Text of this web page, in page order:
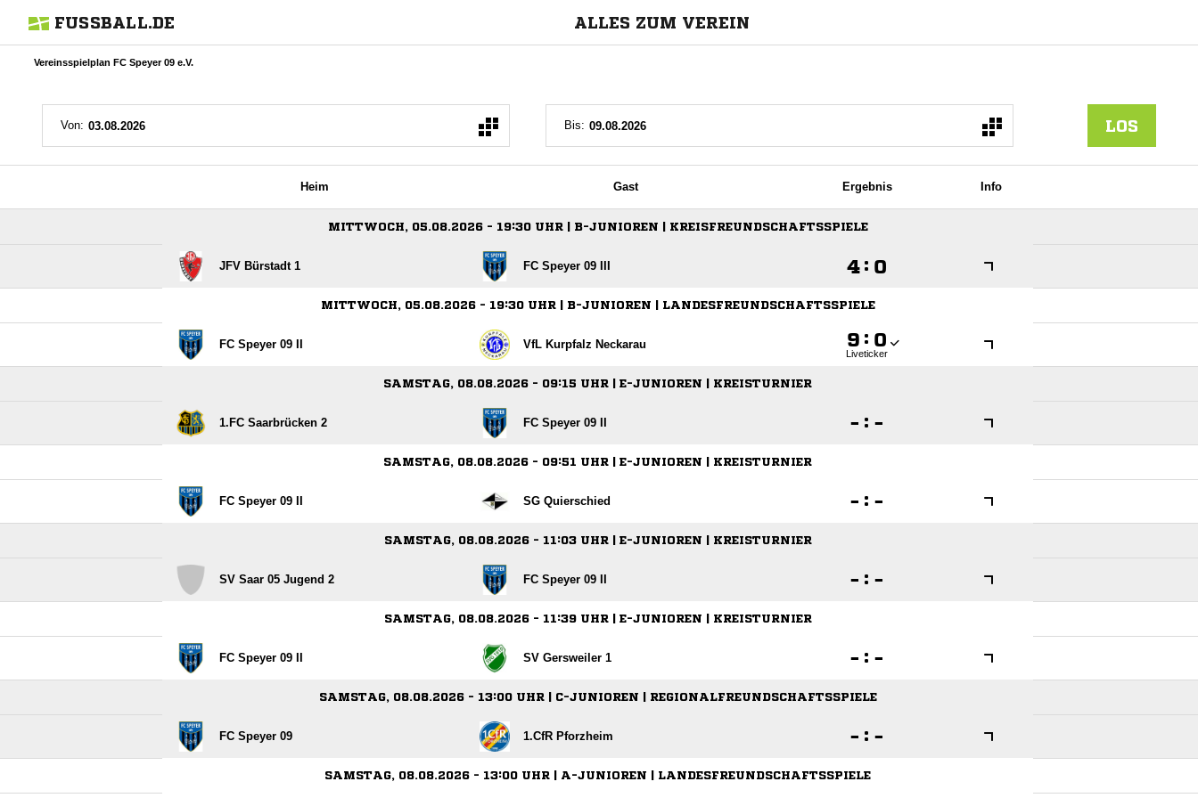
FUSSBALL.DE ALLES ZUM VEREIN
Vereinsspielplan FC Speyer 09 e.V.
Von: Bis: LOS
Heim Gast Ergebnis Info
MITTWOCH, 05.08.2026 - 19:30 UHR | B-JUNIOREN | KREISFREUNDSCHAFTSSPIELE
JFV Bürstadt 1 FC Speyer 09 III  : 
MITTWOCH, 05.08.2026 - 19:30 UHR | B-JUNIOREN | LANDESFREUNDSCHAFTSSPIELE
FC Speyer 09 II VfL Kurpfalz Neckarau  : 
Liveticker
SAMSTAG, 08.08.2026 - 09:15 UHR | E-JUNIOREN | KREISTURNIER
1.FC Saarbrücken 2 FC Speyer 09 II  : 
SAMSTAG, 08.08.2026 - 09:51 UHR | E-JUNIOREN | KREISTURNIER
FC Speyer 09 II SG Quierschied  : 
SAMSTAG, 08.08.2026 - 11:03 UHR | E-JUNIOREN | KREISTURNIER
SV Saar 05 Jugend 2 FC Speyer 09 II  : 
SAMSTAG, 08.08.2026 - 11:39 UHR | E-JUNIOREN | KREISTURNIER
FC Speyer 09 II SV Gersweiler 1  : 
SAMSTAG, 08.08.2026 - 13:00 UHR | C-JUNIOREN | REGIONALFREUNDSCHAFTSSPIELE
FC Speyer 09 1.CfR Pforzheim  : 
SAMSTAG, 08.08.2026 - 13:00 UHR | A-JUNIOREN | LANDESFREUNDSCHAFTSSPIELE